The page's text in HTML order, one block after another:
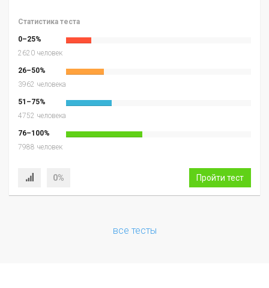
Статистика теста
0–25%
2620 человек
26–50%
3962 человека
51–75%
4752 человека
76–100%
7988 человек
0% Пройти тест
все тесты